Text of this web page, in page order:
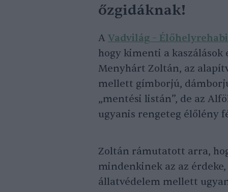
őzgidáknak!
A Vadvilág –
hogy kimenti a kaszálások
Menyhárt Zoltán, az
mellett gímborjú,
„mentési listán”, de az
ugyanis rengeteg élőlény
Zoltán rámutatott arra,
mindenkinek az az
állatvédelem mellett